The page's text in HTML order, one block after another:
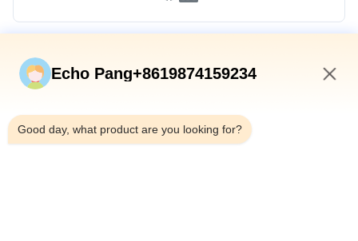
Liens Rapides
Produits
À Propos De Nous
Echo Pang+8619874159234
Good day, what product are you looking for?